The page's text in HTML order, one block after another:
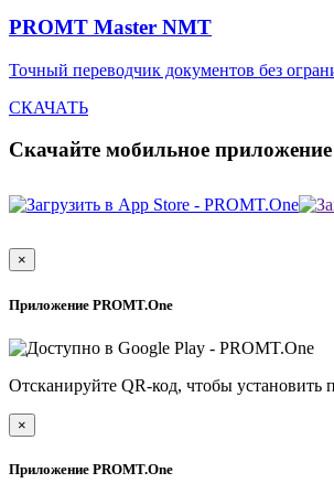
PROMT Master NMT
Точный переводчик документов без
СКАЧАТЬ
Скачайте мобильное
×
Приложение PROMT.One
Отсканируйте QR-код, чтобы установить
×
Приложение PROMT.One